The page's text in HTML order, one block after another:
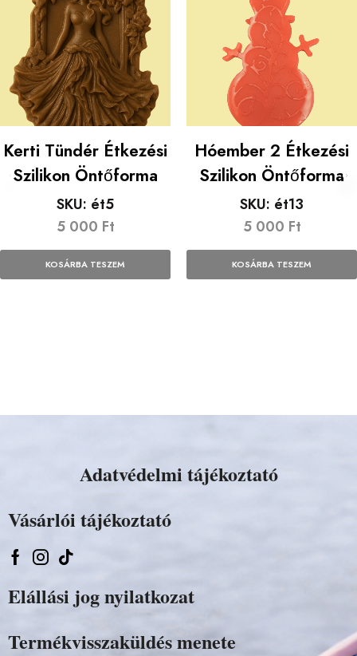
Kerti Tündér Étkezési
Szilikon Öntőforma
SKU: ét5
5 000 Ft
KOSÁRBA TESZEM
Hóember 2 Étkezési
Szilikon Öntőforma
SKU: ét13
5 000 Ft
KOSÁRBA TESZEM
Adatvédelmi tájékoztató
Vásárlói tájékoztató
Elállási jog nyilatkozat
Termékvisszaküldés menete